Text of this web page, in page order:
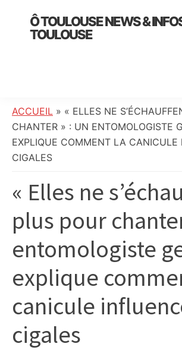
primary
Ô TOULOUSE NEWS &
TOULOUSE
:
info
locale,
société,
politique,
météo,
faits
et
citoyennes
ACCUEIL » « ELLES NE
CHANTER » : UN ENTOMOLOGISTE
EXPLIQUE COMMENT LA CANICULE
CIGALES
« Elles ne
plus pour
entomologiste
explique
canicule
cigales